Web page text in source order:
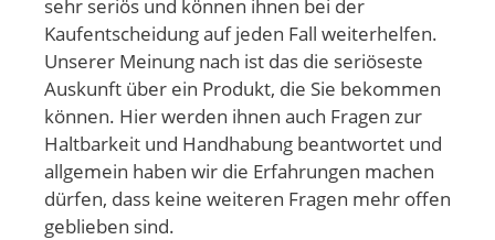
sehr seriös und können ihnen bei der
Kaufentscheidung auf jeden Fall weiterhelfen.
Unserer Meinung nach ist das die seriöseste
Auskunft über ein Produkt, die Sie bekommen
können. Hier werden ihnen auch Fragen zur
Haltbarkeit und Handhabung beantwortet und
allgemein haben wir die Erfahrungen machen
dürfen, dass keine weiteren Fragen mehr offen
geblieben sind.